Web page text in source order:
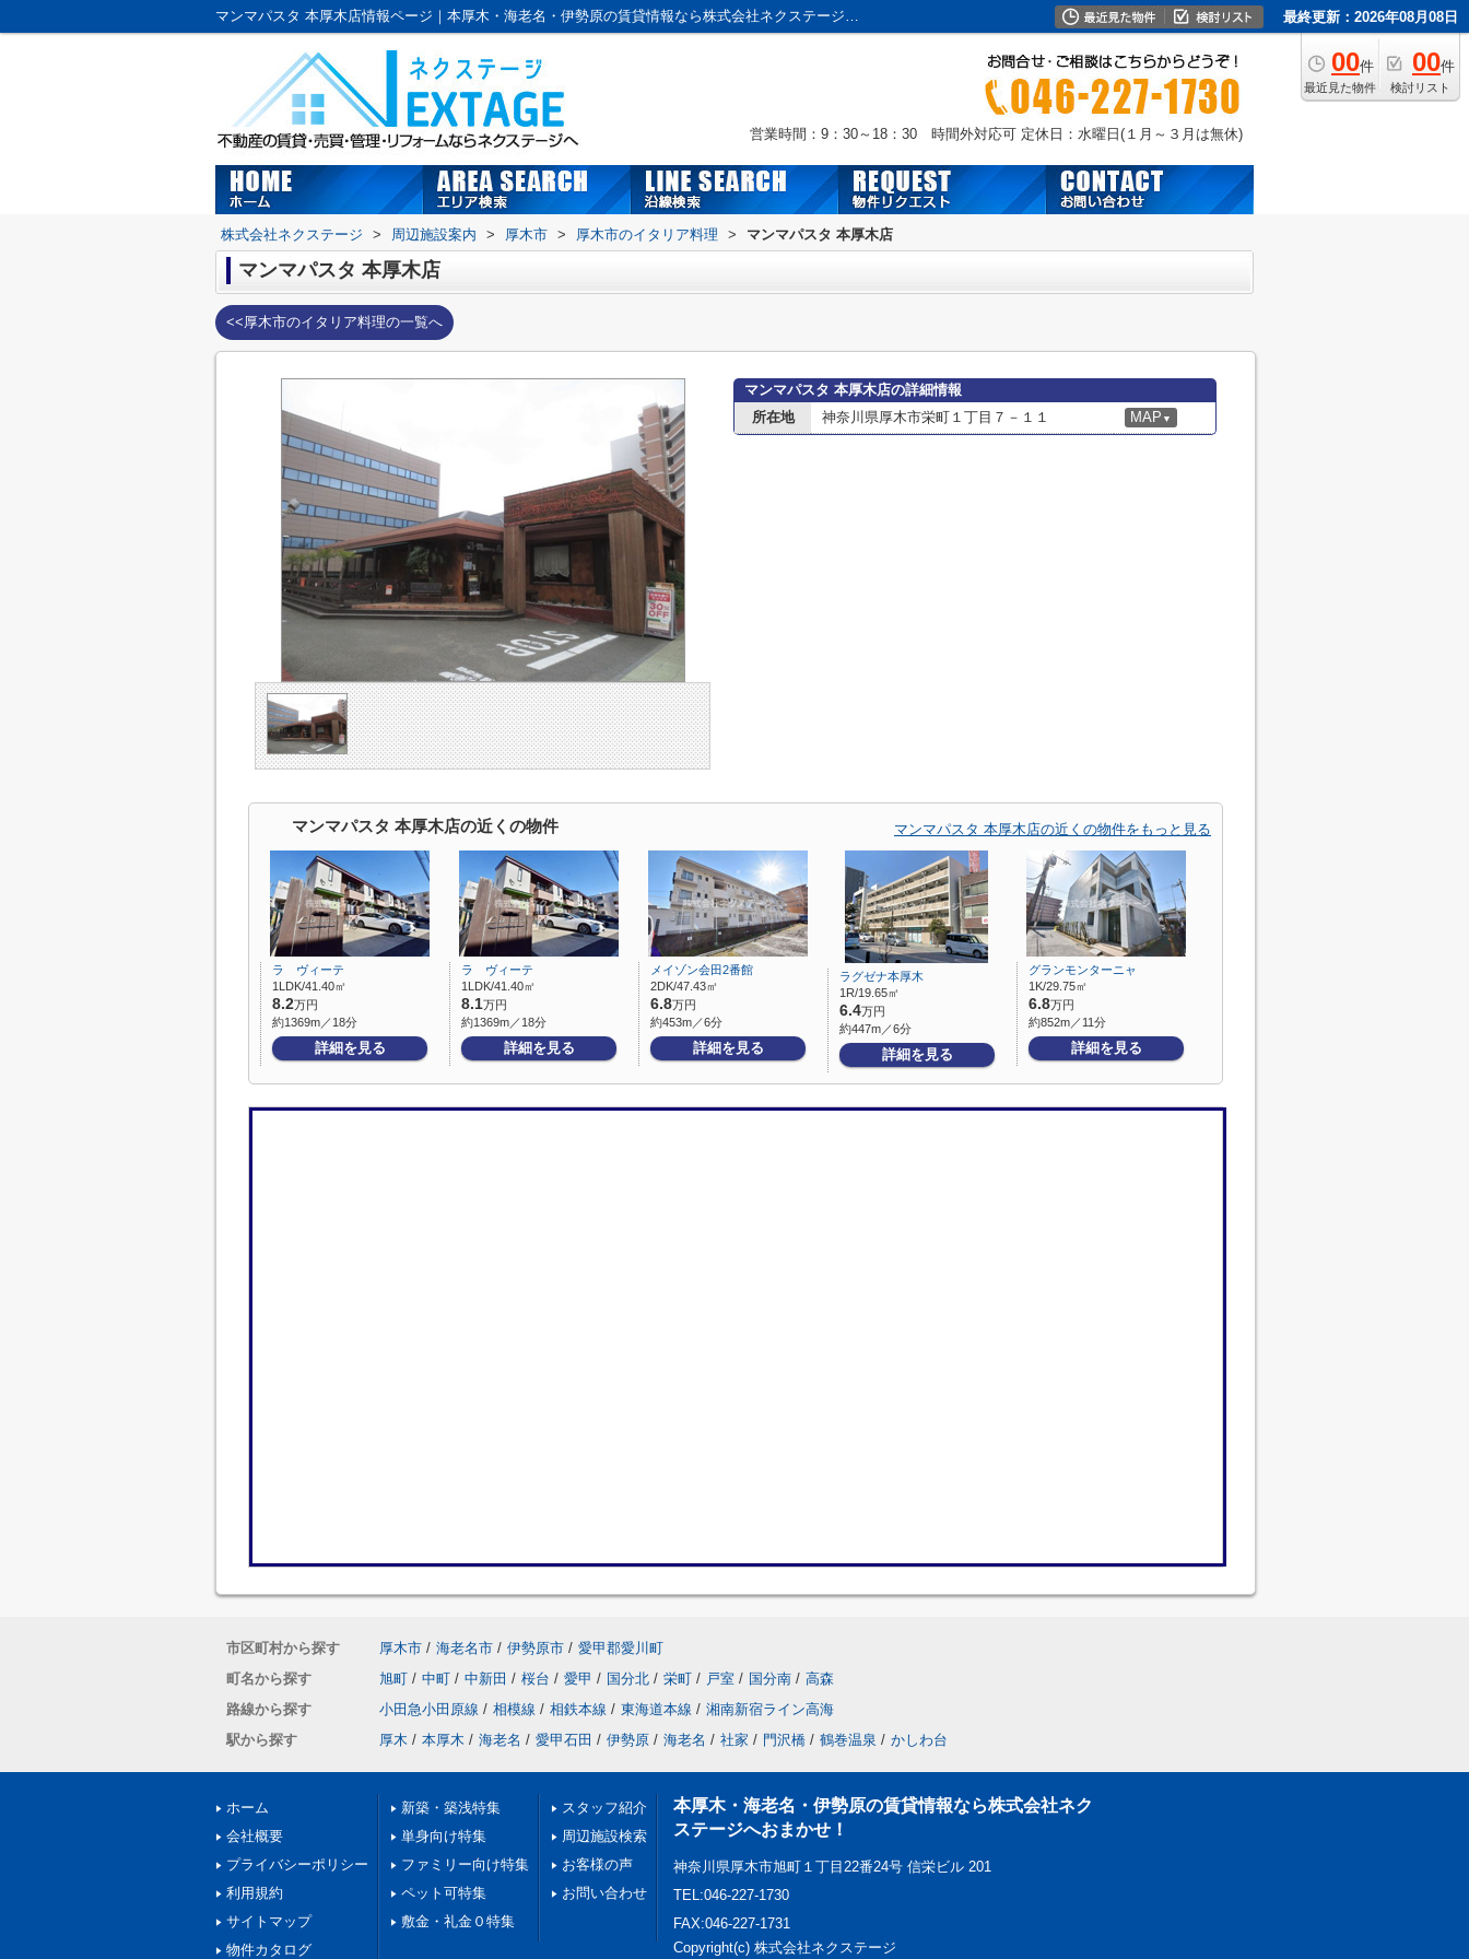
マンマパスタ 本厚木店情報ページ｜本厚木・海老名・伊勢原の賃貸情報なら株式会社ネクステージへおまかせ！ 最終更新：2026年08月08日
00件
最近見た物件
00件
検討リスト
営業時間：9：30～18：30 時間外対応可 定休日：水曜日(１月～３月は無休)
株式会社ネクステージ > 周辺施設案内 > 厚木市 > 厚木市のイタリア料理 > マンマパスタ 本厚木店
マンマパスタ 本厚木店
<<厚木市のイタリア料理の一覧へ
マンマパスタ 本厚木店の詳細情報
所在地
神奈川県厚木市栄町１丁目７－１１ MAP ▼
マンマパスタ 本厚木店の近くの物件 マンマパスタ 本厚木店の近くの物件をもっと見る
ラ ヴィーテ
1LDK/41.40㎡
8.2万円
約1369m／18分
詳細を見る
ラ ヴィーテ
1LDK/41.40㎡
8.1万円
約1369m／18分
詳細を見る
メイゾン会田2番館
2DK/47.43㎡
6.8万円
約453m／6分
詳細を見る
ラグゼナ本厚木
1R/19.65㎡
6.4万円
約447m／6分
詳細を見る
グランモンターニャ
1K/29.75㎡
6.8万円
約852m／11分
詳細を見る
市区町村から探す 厚木市 / 海老名市 / 伊勢原市 / 愛甲郡愛川町
町名から探す
旭町 / 中町 / 中新田 / 桜台 / 愛甲 / 国分北 / 栄町 / 戸室 / 国分南 / 高森
路線から探す
小田急小田原線 / 相模線 / 相鉄本線 / 東海道本線 / 湘南新宿ライン高海
駅から探す
厚木 / 本厚木 / 海老名 / 愛甲石田 / 伊勢原 / 海老名 / 社家 / 門沢橋 / 鶴巻温泉 / かしわ台
ホーム
会社概要
プライバシーポリシー
利用規約
サイトマップ
物件カタログ
新築・築浅特集
単身向け特集
ファミリー向け特集
ペット可特集
敷金・礼金０特集
スタッフ紹介
周辺施設検索
お客様の声
お問い合わせ
本厚木・海老名・伊勢原の賃貸情報なら株式会社ネク
ステージへおまかせ！
神奈川県厚木市旭町１丁目22番24号 信栄ビル 201
TEL:046-227-1730
FAX:046-227-1731
Copyright(c) 株式会社ネクステージ